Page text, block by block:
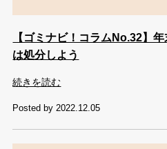
【ゴミナビ！コラムNo.32】
は処分しよう
続きを読む
Posted by 2022.12.05